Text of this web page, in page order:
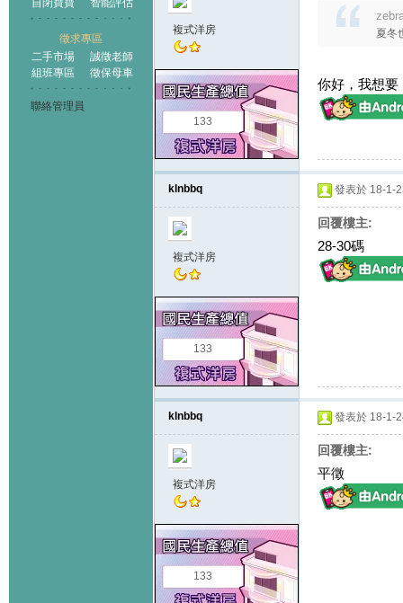
自閉寶寶
智能評估
徵求專區
二手市場
誠徵老師
組班專區
徵保母車
聯絡管理員
複式洋房
133
夏冬
你好，我想要
klnbbq
複式洋房
133
發表於 18-1-
回覆樓主:
28-30碼
klnbbq
複式洋房
133
發表於 18-1-
回覆樓主:
平徵